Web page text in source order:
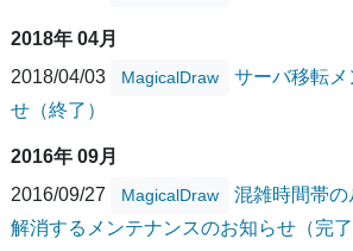
2018年 04月
2018/04/03
MagicalDraw
サーバ移転メ
せ（終了）
2016年 09月
2016/09/27
MagicalDraw
混雑時間帯
解消するメンテナンスのお知らせ（完了